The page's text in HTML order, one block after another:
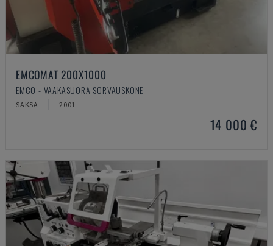
EMCOMAT 200X1000
EMCO - VAAKASUORA SORVAUSKONE
SAKSA 2001
14 000 €